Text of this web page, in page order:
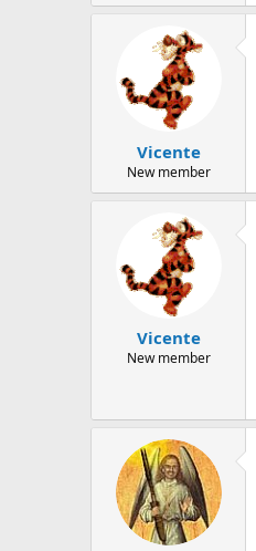
Vicente
New member
Vicente
New member